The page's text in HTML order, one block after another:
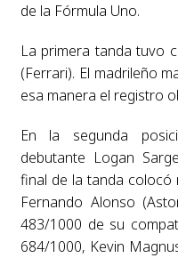
de la Fórmula Uno.
La primera tanda tuvo
(Ferrari). El madrileño
esa manera el registro
En la segunda
debutante Logan
final de la tanda colocó
Fernando Alonso
483/1000 de su
684/1000, Kevin